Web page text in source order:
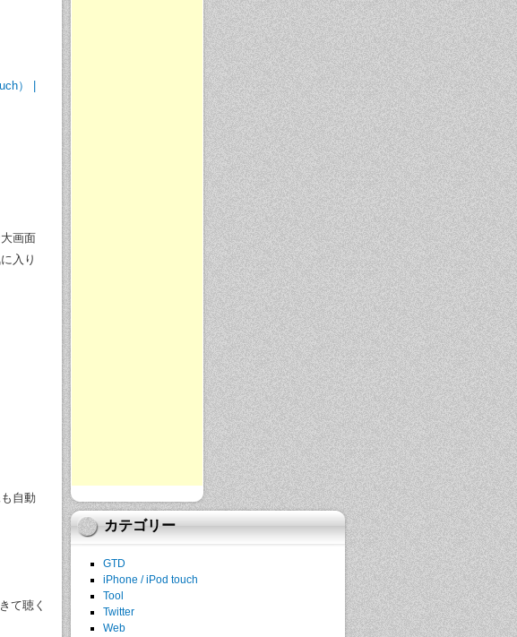
） |
画面
入り
自動
て聴く
カテゴリー
GTD
iPhone / iPod touch
Tool
Twitter
Web